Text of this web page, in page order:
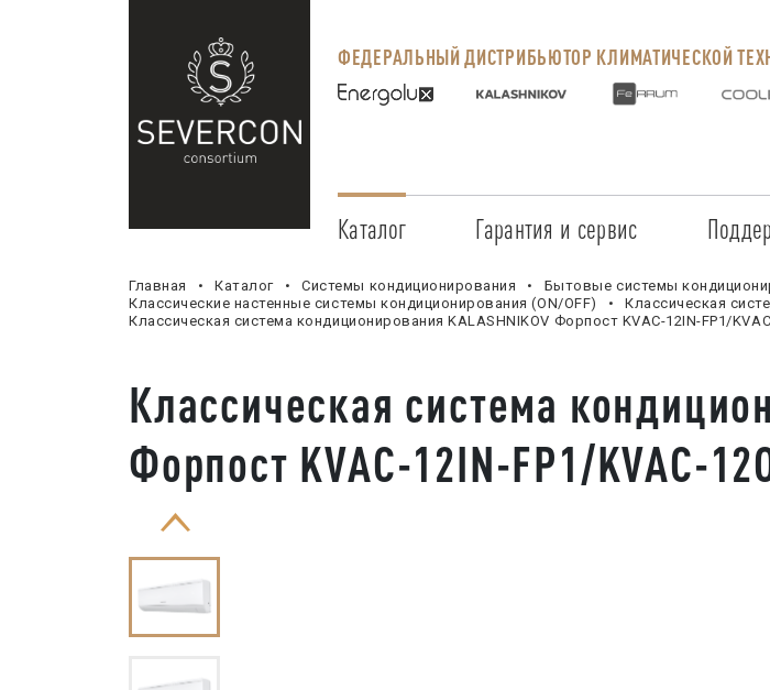
ФЕДЕРАЛЬНЫЙ ДИСТРИБЬЮТОР КЛИМАТИЧЕСКОЙ
Каталог Гарантия и сервис
Сервисные центры
Условия предоставления гарантии
Заказ запчастей ПО
Главная Каталог Системы кондиционирования
Бытовые системы
Классические настенные системы кондиционирования (ON/OFF)
Классическая
Классическая система кондиционирования KALASHNIKOV Форпост KVAC-12IN-FP1/
Классическая система
Форпост KVAC-12IN-FP1/KVAC-